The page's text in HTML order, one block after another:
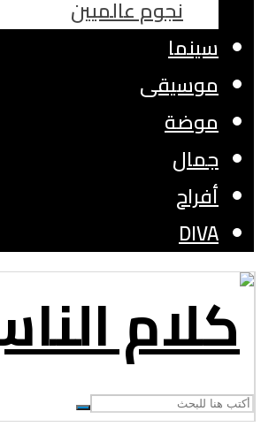
نجوم عالميين
سينما
موسيقى
موضة
جمال
أفراح
DIVA